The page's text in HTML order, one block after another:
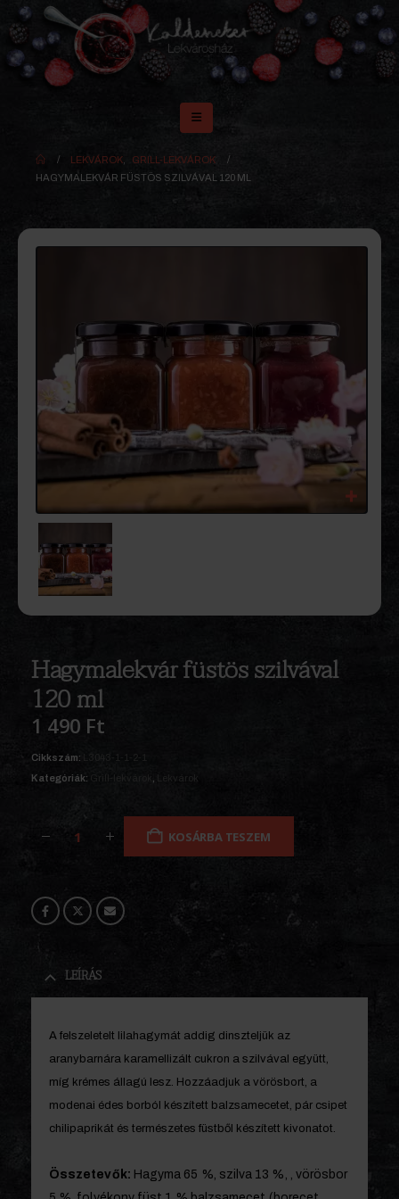
LEKVÁROK
GRILL-LEKVÁROK
HAGYMALEKVÁR FÜSTÖS SZILVÁVAL 120 ML
Hagymalekvár füstös szilvával
120 ml
1 490 Ft
Cikkszám:
Kategóriák:
Lekvárok
KOSÁRBA TESZEM
LEÍRÁS
A felszeletelt lilahagymát addig dinszteljük az
aranybarnára karamellizált cukron a szilvával együtt,
míg krémes állagú lesz. Hozzáadjuk a vörösbort, a
modenai édes borból készített balzsamecetet, pár csipet
chilipaprikát és természetes füstből készített kivonatot.
Összetevők: Hagyma 65 %, szilva 13 %, , vörösbor